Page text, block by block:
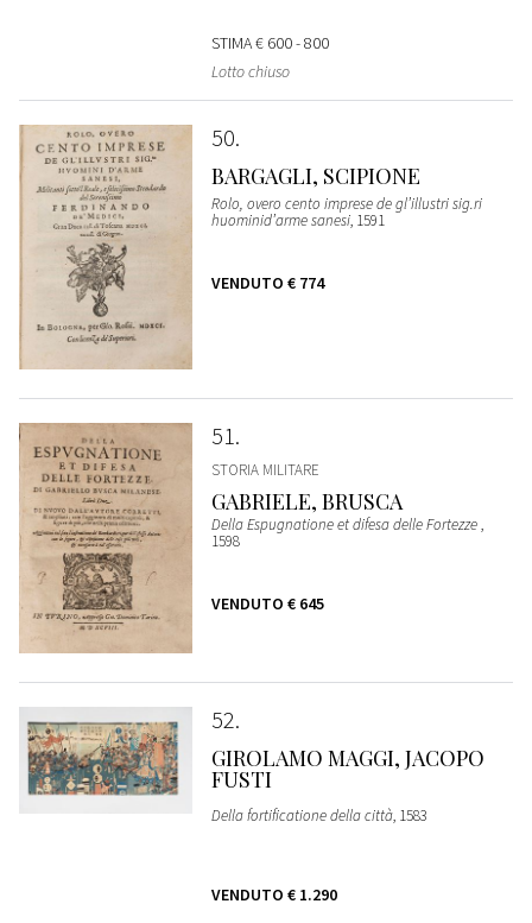
STIMA€ 600 - 800
Lotto chiuso
50
BARGAGLI, SCIPIONE
Rolo, overo cento imprese de gl’illustri sig.ri
huominid’arme sanesi, 1591
VENDUTO € 774
51
STORIA MILITARE
GABRIELE, BRUSCA
Della Espugnatione et difesa delle Fortezze,
1598
VENDUTO € 645
52
GIROLAMO MAGGI, JACOPO
FUSTI
Della fortificatione della città, 1583
VENDUTO € 1.290